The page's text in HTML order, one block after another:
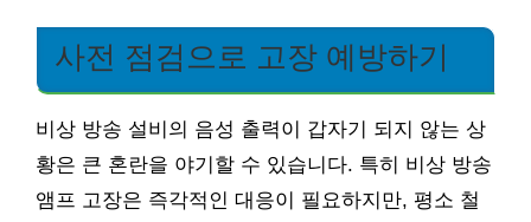
사전 점검으로 고장 예방하기
비상 방송 설비의 음성 출력이 갑자기 되지 않는 상
황은 큰 혼란을 야기할 수 있습니다. 특히 비상 방송
앰프 고장은 즉각적인 대응이 필요하지만, 평소 철